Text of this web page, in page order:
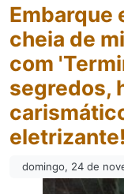
Embarque
cheia de
com
segredos,
eletrizante!
domingo, 24 de